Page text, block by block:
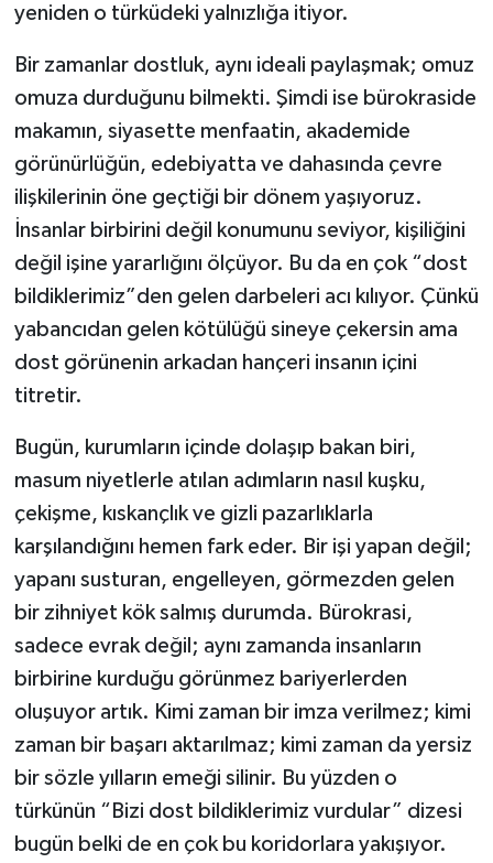
yeniden o türküdeki yalnızlığa itiyor.
Bir zamanlar dostluk, aynı ideali paylaşmak; omuz
omuza durduğunu bilmekti. Şimdi ise bürokraside
makamın, siyasette menfaatin, akademide
görünürlüğün, edebiyatta ve dahasında çevre
ilişkilerinin öne geçtiği bir dönem yaşıyoruz.
İnsanlar birbirini değil konumunu seviyor, kişiliğini
değil işine yararlığını ölçüyor. Bu da en çok “dost
bildiklerimiz”den gelen darbeleri acı kılıyor. Çünkü
yabancıdan gelen kötülüğü sineye çekersin ama
dost görünenin arkadan hançeri insanın içini
titretir.
Bugün, kurumların içinde dolaşıp bakan biri,
masum niyetlerle atılan adımların nasıl kuşku,
çekişme, kıskançlık ve gizli pazarlıklarla
karşılandığını hemen fark eder. Bir işi yapan değil;
yapanı susturan, engelleyen, görmezden gelen
bir zihniyet kök salmış durumda. Bürokrasi,
sadece evrak değil; aynı zamanda insanların
birbirine kurduğu görünmez bariyerlerden
oluşuyor artık. Kimi zaman bir imza verilmez; kimi
zaman bir başarı aktarılmaz; kimi zaman da yersiz
bir sözle yılların emeği silinir. Bu yüzden o
türkünün “Bizi dost bildiklerimiz vurdular” dizesi
bugün belki de en çok bu koridorlara yakışıyor.